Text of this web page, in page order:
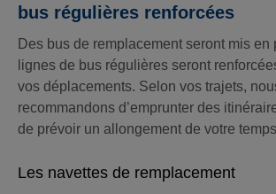
bus régulières renforcées
Des bus de remplacement seront mis en
lignes de bus régulières seront
vos déplacements. Selon vos trajets,
recommandons d’emprunter des
de prévoir un allongement de votre
Les navettes de remplacement